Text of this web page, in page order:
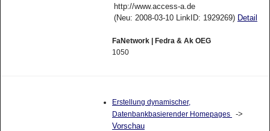
http://www.access-a.de
(Neu: 2008-03-10 LinkID: 1929269) Detail
FaNetwork | Fedra & Ak OEG
1050
Erstellung dynamischer,
Datenbankbasierender Homepages
->
Vorschau